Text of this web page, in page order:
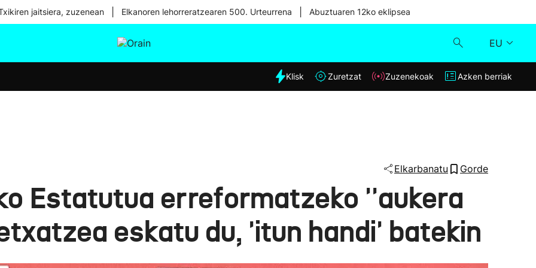
jaitsiera, zuzenean Elkanoren lehorreratzearen 500. Urteurrena Abuztuaren 12ko eklipsea
EU
Eguraldia
Klisk
Azken berriak
Klisk Zuretzat Zuzenekoak Azken berriak
Elkarbanatu Gorde
Estatutua erreformatzeko ''aukera
eskatu du, 'itun handi' batekin